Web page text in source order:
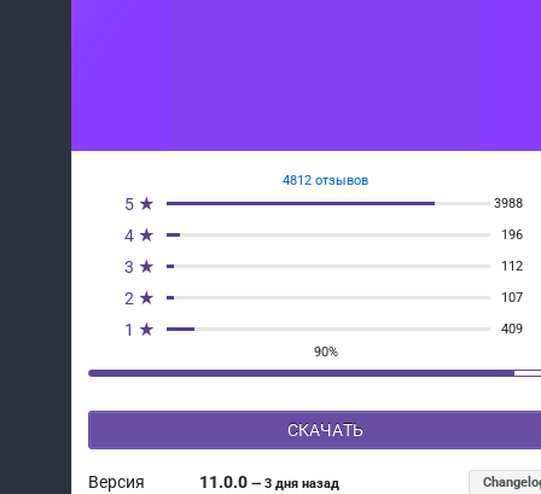
4812 отзывов
5 ★ 3988
4 ★ 196
3 ★ 112
2 ★ 107
1 ★
409
90%
СКАЧАТЬ
Версия 11.0.0—3 дня назад